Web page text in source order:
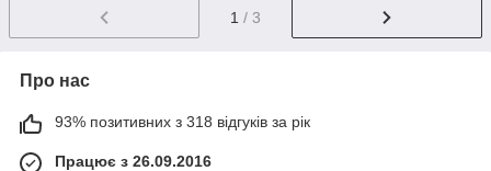
1 / 3
Про нас
93% позитивних з 318 відгуків за рік
Працює з 26.09.2016